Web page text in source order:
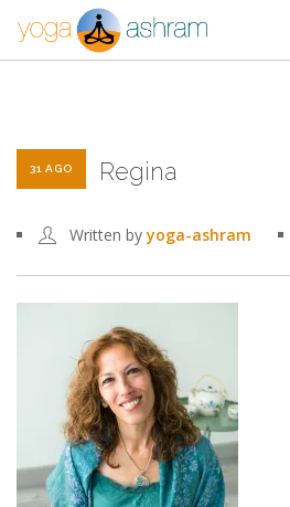
BLOG
31 AGO Regina
Written byyoga-ashram